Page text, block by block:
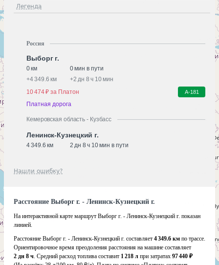
Легенда
Россия
Выборг г.
0 км
0 мин в пути
+4 349.6 км +2 дн 8 ч 10 мин
10 474 ₽ за Платон
А-181
Платная дорога
Кемеровская область - Кузбасс
Ленинск-Кузнецкий г.
4 349.6 км 2 дн 8 ч 10 мин в пути
Нашли ошибку?
Расстояние Выборг г. - Ленинск-Кузнецкий г.
На интерактивной карте маршрут Выборг г. - Ленинск-Кузнецкий г. показан
линией.
Расстояние Выборг г. - Ленинск-Кузнецкий г. составляет 4 349.6 км по трассе.
Ориентировочное время преодоления расстояния на машине составляет
2 дн 8 ч. Средний расход топлива составит 1 218 л при затратах 97 440 ₽